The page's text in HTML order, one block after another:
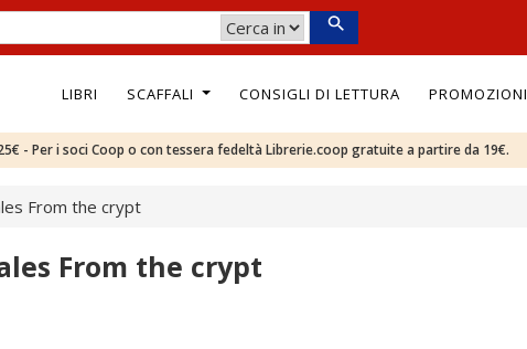
LIBRI SCAFFALI CONSIGLI DI LETTURA PROMOZIONI
- Per i soci Coop o con tessera fedeltà Librerie.coop gratuite a partire da 19€.
From the crypt
From the crypt